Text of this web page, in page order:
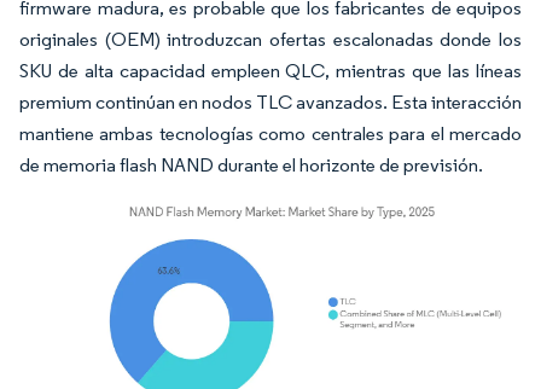
firmware madura, es probable que los fabricantes de equipos
originales (OEM) introduzcan ofertas escalonadas donde los
SKU de alta capacidad empleen QLC, mientras que las líneas
premium continúan en nodos TLC avanzados. Esta interacción
mantiene ambas tecnologías como centrales para el mercado
de memoria flash NAND durante el horizonte de previsión.